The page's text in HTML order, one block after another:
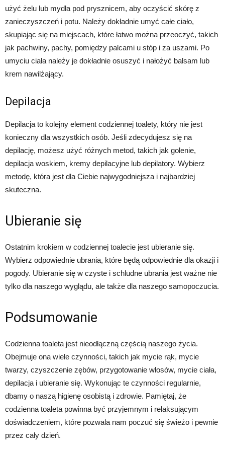
użyć żelu lub mydła pod prysznicem, aby oczyścić skórę z
zanieczyszczeń i potu. Należy dokładnie umyć całe ciało,
skupiając się na miejscach, które łatwo można przeoczyć, takich
jak pachwiny, pachy, pomiędzy palcami u stóp i za uszami. Po
umyciu ciała należy je dokładnie osuszyć i nałożyć balsam lub
krem nawilżający.
Depilacja
Depilacja to kolejny element codziennej toalety, który nie jest
konieczny dla wszystkich osób. Jeśli zdecydujesz się na
depilację, możesz użyć różnych metod, takich jak golenie,
depilacja woskiem, kremy depilacyjne lub depilatory. Wybierz
metodę, która jest dla Ciebie najwygodniejsza i najbardziej
skuteczna.
Ubieranie się
Ostatnim krokiem w codziennej toalecie jest ubieranie się.
Wybierz odpowiednie ubrania, które będą odpowiednie dla okazji i
pogody. Ubieranie się w czyste i schludne ubrania jest ważne nie
tylko dla naszego wyglądu, ale także dla naszego samopoczucia.
Podsumowanie
Codzienna toaleta jest nieodłączną częścią naszego życia.
Obejmuje ona wiele czynności, takich jak mycie rąk, mycie
twarzy, czyszczenie zębów, przygotowanie włosów, mycie ciała,
depilacja i ubieranie się. Wykonując te czynności regularnie,
dbamy o naszą higienę osobistą i zdrowie. Pamiętaj, że
codzienna toaleta powinna być przyjemnym i relaksującym
doświadczeniem, które pozwala nam poczuć się świeżo i pewnie
przez cały dzień.